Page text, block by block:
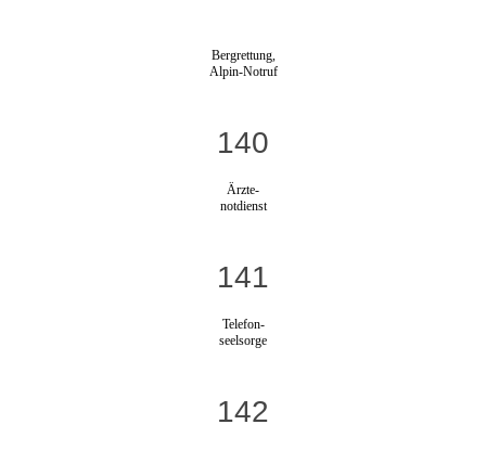
Bergrettung,
Alpin-Notruf
140
Ärzte-
notdienst
141
Telefon-
seelsorge
142